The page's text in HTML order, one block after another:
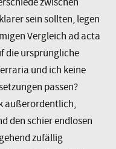
sein sollten, legen
Vergleich ad acta
die ursprüngliche
und ich keine
passen?
außerordentlich,
den schier endlosen
zufällig